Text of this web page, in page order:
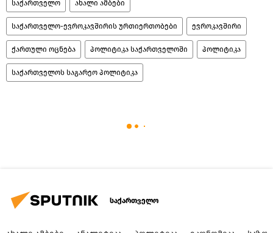
საქართველო ახალი ამბები
საქართველო-ევროკავშირის ურთიერთობები ევროკავშირი
ქართული ოცნება პოლიტიკა საქართველოში პოლიტიკა
საქართველოს საგარეო პოლიტიკა
საქართველო